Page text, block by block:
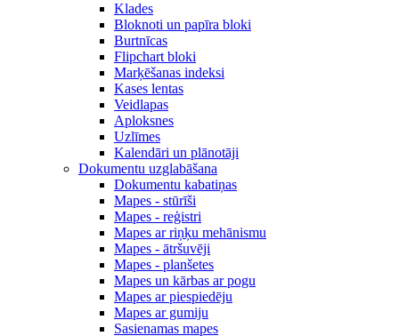
Klades
Bloknoti un papīra bloki
Burtnīcas
Flipchart bloki
Marķēšanas indeksi
Kases lentas
Veidlapas
Aploksnes
Uzlīmes
Kalendāri un plānotāji
Dokumentu uzglabāšana
Dokumentu kabatiņas
Mapes - stūrīši
Mapes - reģistri
Mapes ar riņķu mehānismu
Mapes - ātršuvēji
Mapes - planšetes
Mapes un kārbas ar pogu
Mapes ar piespiedēju
Mapes ar gumiju
Sasienamas mapes